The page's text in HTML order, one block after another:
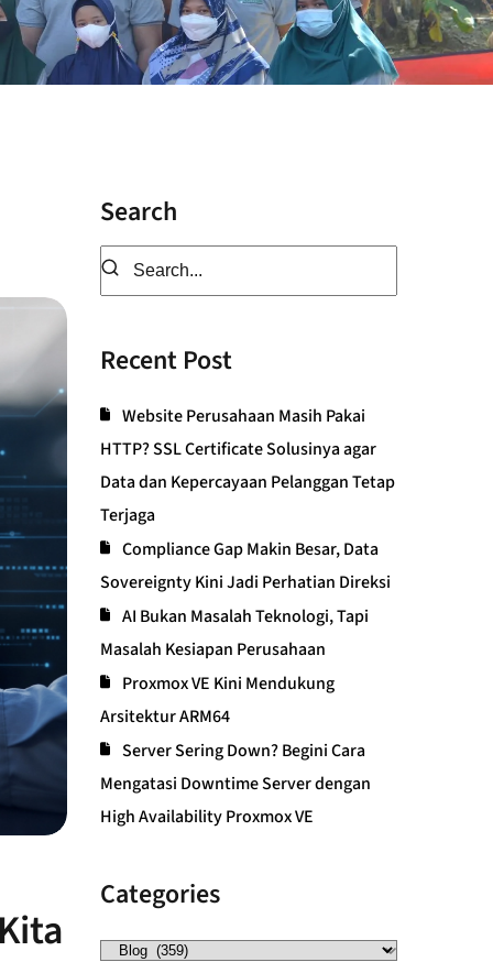
Search
Recent Post
Website Perusahaan Masih Pakai
HTTP? SSL Certificate Solusinya agar
Data dan Kepercayaan Pelanggan Tetap
Terjaga
Compliance Gap Makin Besar, Data
Sovereignty Kini Jadi Perhatian Direksi
AI Bukan Masalah Teknologi, Tapi
Masalah Kesiapan Perusahaan
Proxmox VE Kini Mendukung
Arsitektur ARM64
Server Sering Down? Begini Cara
Mengatasi Downtime Server dengan
High Availability Proxmox VE
Categories